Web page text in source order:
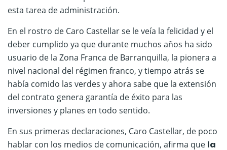
esta tarea de administración.
En el rostro de Caro Castellar se le veía la felicidad y el
deber cumplido ya que durante muchos años ha sido
usuario de la Zona Franca de Barranquilla, la pionera a
nivel nacional del régimen franco, y tiempo atrás se
había comido las verdes y ahora sabe que la extensión
del contrato genera garantía de éxito para las
inversiones y planes en todo sentido.
En sus primeras declaraciones, Caro Castellar, de poco
hablar con los medios de comunicación, afirma que la